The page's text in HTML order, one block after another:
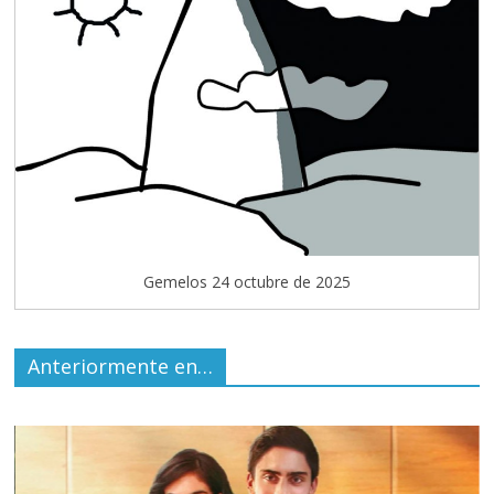
Gemelos 24 octubre de 2025
Anteriormente en…